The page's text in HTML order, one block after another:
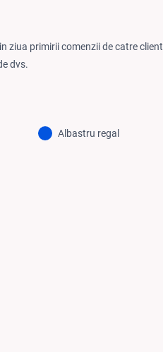
ziua primirii comenzii de catre client
dvs.
Albastru regal